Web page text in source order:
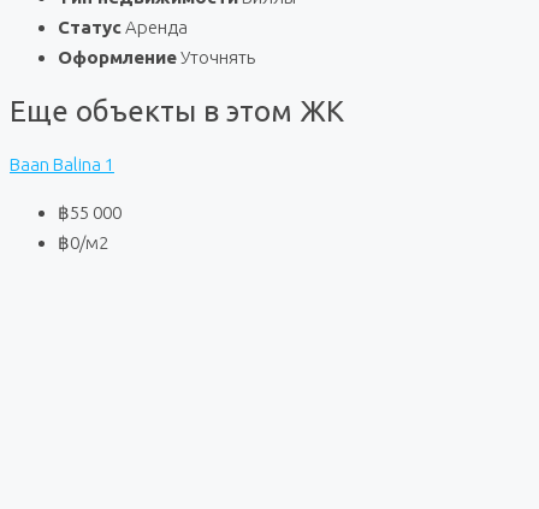
СтатусАренда
ОформлениеУточнять
Еще объекты в этом ЖК
Baan Balina 1
฿55 000
฿0/м2